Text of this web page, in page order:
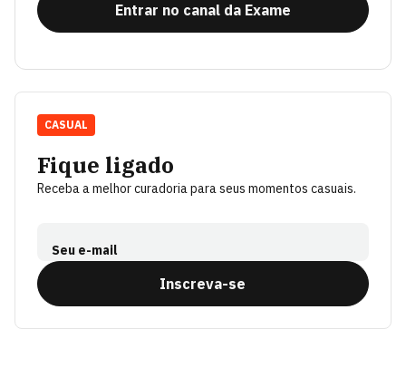
Entrar no canal da Exame
Fique ligado
Receba a melhor curadoria para seus momentos casuais.
Seu e-mail
Inscreva-se
CASUAL